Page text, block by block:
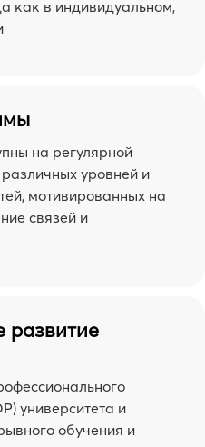
как в индивидуальном,
на регулярной
уровней и
мотивированных на
связей и
развитие
университета и
обучения и